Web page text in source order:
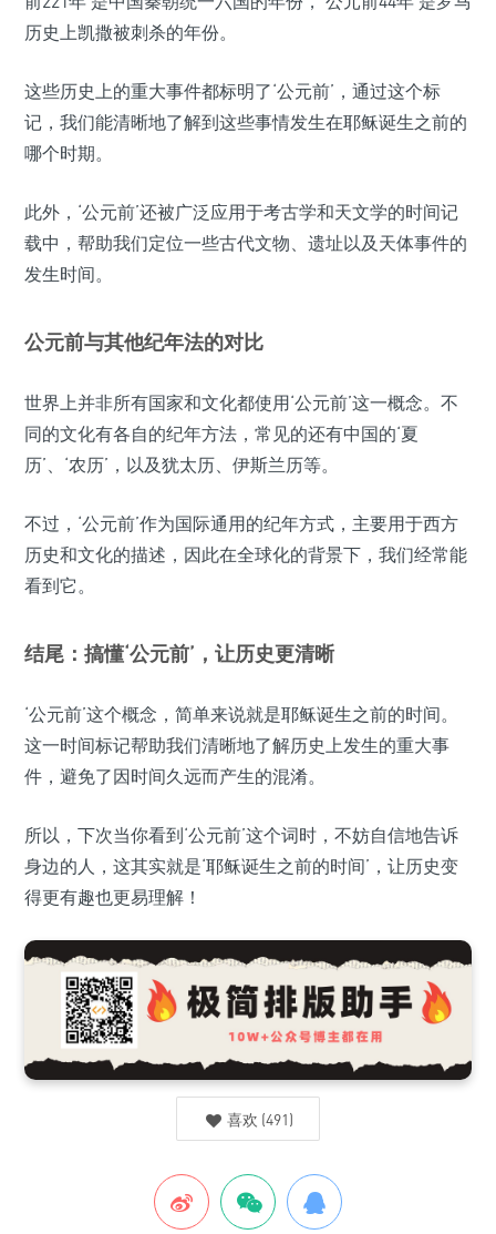
历史上凯撒被刺杀的年份。
这些历史上的重大事件都标明了‘公元前’，通过这个标
记，我们能清晰地了解到这些事情发生在耶稣诞生之前的
哪个时期。
此外，‘公元前’还被广泛应用于考古学和天文学的时间记
载中，帮助我们定位一些古代文物、遗址以及天体事件的
发生时间。
公元前与其他纪年法的对比
世界上并非所有国家和文化都使用‘公元前’这一概念。不
同的文化有各自的纪年方法，常见的还有中国的‘夏
历’、‘农历’，以及犹太历、伊斯兰历等。
不过，‘公元前’作为国际通用的纪年方式，主要用于西方
历史和文化的描述，因此在全球化的背景下，我们经常能
看到它。
结尾：搞懂‘公元前’，让历史更清晰
‘公元前’这个概念，简单来说就是耶稣诞生之前的时间。
这一时间标记帮助我们清晰地了解历史上发生的重大事
件，避免了因时间久远而产生的混淆。
所以，下次当你看到‘公元前’这个词时，不妨自信地告诉
身边的人，这其实就是‘耶稣诞生之前的时间’，让历史变
得更有趣也更易理解！
喜欢 (491)